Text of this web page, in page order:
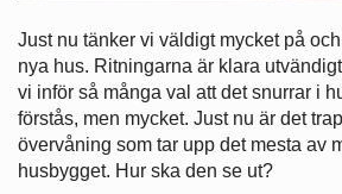
Just nu tänker vi väldigt mycket på
nya hus. Ritningarna är klara
vi inför så många val att det snurrar i
förstås, men mycket. Just nu är det
övervåning som tar upp det mesta av
husbygget. Hur ska den se ut?